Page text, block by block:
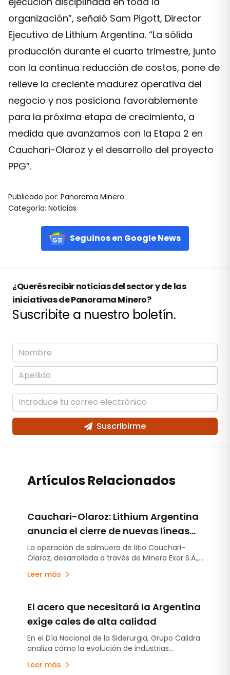
organización”, señaló Sam Pigott, Director
Ejecutivo de Lithium Argentina. “La sólida
producción durante el cuarto trimestre, junto
con la continua reducción de costos, pone de
relieve la creciente madurez operativa del
negocio y nos posiciona favorablemente
para la próxima etapa de crecimiento, a
medida que avanzamos con la Etapa 2 en
Cauchari-Olaroz y el desarrollo del proyecto
PPG”.
Publicado por: Panorama Minero
Categoría: Noticias
Seguinos en Google News
¿Querés recibir noticias del sector y de las
iniciativas de Panorama Minero?
Suscribite a nuestro boletín.
Suscribirme
Artículos Relacionados
Cauchari-Olaroz: Lithium Argentina
anuncia el cierre de nuevas líneas
de deuda por US$220 millones
La operación de salmuera de litio Cauchari-
Olaroz, desarrollada a través de Minera Exar S.A.,
concretó el cierre de nuevas líneas de deuda no
garantizada por US$220 millones, fortaleciendo
avanzando con el plan de expansión –Etapa 2-
destinado a incrementar la capacidad de
producción en otras 45.000 toneladas anuales
de carbonato de litio equivalente.
Leer más
El acero que necesitará la Argentina
exige cales de alta calidad
En el Día Nacional de la Siderurgia, Grupo Calidra
analiza cómo la evolución de industrias
estratégicas está impulsando la producción de
aceros cada vez más exigentes y el rol clave
Leer más